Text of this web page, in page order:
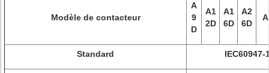
Modèle de contacteur
A
9
D
A1
2D
A1
6D
A2
6D
Standard IEC60947-